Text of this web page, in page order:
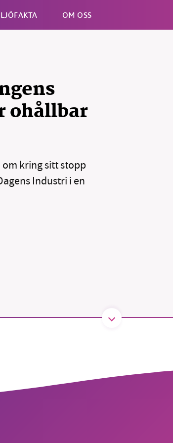
OM OSS
ohållbar
kring sitt stopp
Industri i en
och vi hoppas att du vill hjälpa oss.